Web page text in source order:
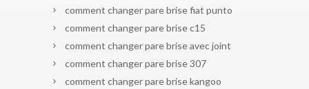
comment changer pare brise fiat punto
comment changer pare brise c15
comment changer pare brise avec joint
comment changer pare brise 307
comment changer pare brise kangoo